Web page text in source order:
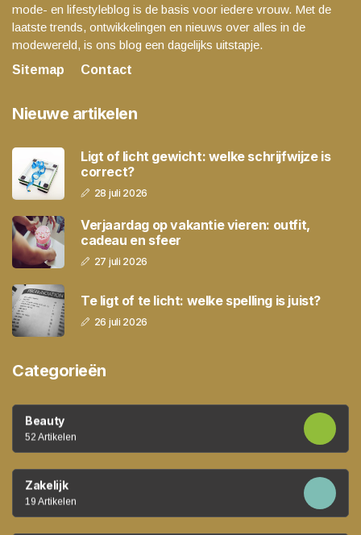
mode- en lifestyleblog is de basis voor iedere vrouw. Met de
laatste trends, ontwikkelingen en nieuws over alles in de
modewereld, is ons blog een dagelijks uitstapje.
Sitemap
Contact
Nieuwe artikelen
Ligt of licht gewicht: welke schrijfwijze is
correct?
28 juli 2026
Verjaardag op vakantie vieren: outfit,
cadeau en sfeer
27 juli 2026
Te ligt of te licht: welke spelling is juist?
26 juli 2026
Categorieën
Beauty
52 Artikelen
Zakelijk
19 Artikelen